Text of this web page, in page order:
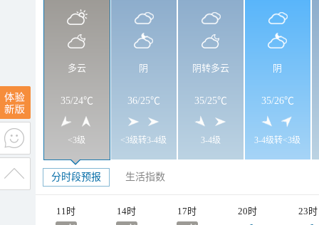
多云
35/24℃
<3级
阴
36/25℃
<3级转3-4级
阴转多云
35/25℃
3-4级
阴
35/26℃
3-4级转<3级
分时段预报 生活指数
11时 14时 17时 20时 23时